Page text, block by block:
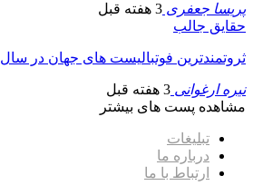
پریسا جعفری 3 هفته قبل
حقایق جالب
ثروتمندترین فوتبالیست های جهان در سال 2026؛ از…
نیره ارغوانی 3 هفته قبل
مشاهده پست های بیشتر
تبلیغات
درباره ما
ارتباط با ما